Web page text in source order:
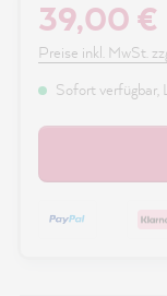
39,00 €
Preise inkl. MwSt.
Sofort verfügbar,